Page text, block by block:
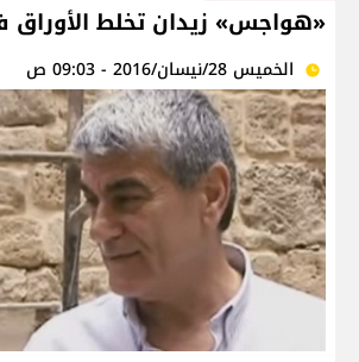
«هواجس» زيدان تخلط الأوراق
الخميس 28/نيسان/2016 - 09:03 ص